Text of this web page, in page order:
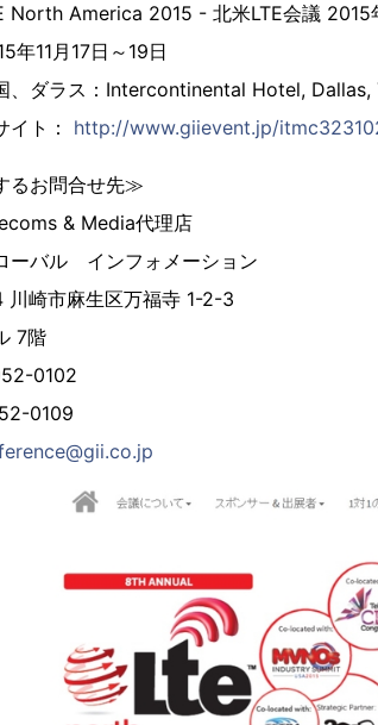
North America 2015 - 北米LTE会議 2015
年11月17日～19日
、ダラス：Intercontinental Hotel, Dallas,
イト： http://www.giievent.jp/
るお問合せ先≫
& Media代理店
ーバル インフォメーション
崎市麻生区万福寺 1-2-3
7階
0102
0109